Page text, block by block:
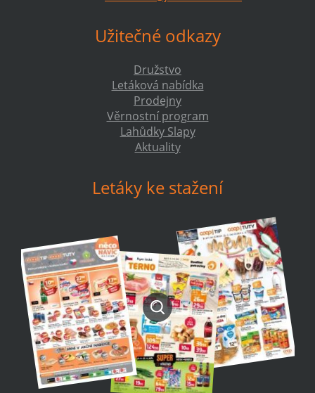
Užitečné odkazy
Družstvo
Letáková nabídka
Prodejny
Věrnostní program
Lahůdky Slapy
Aktuality
Letáky ke stažení